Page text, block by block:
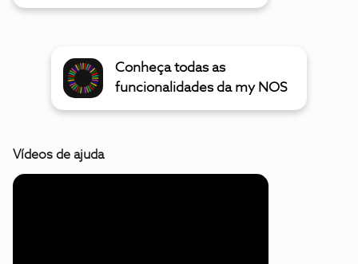
Conheça todas as
funcionalidades da my NOS
Vídeos de ajuda